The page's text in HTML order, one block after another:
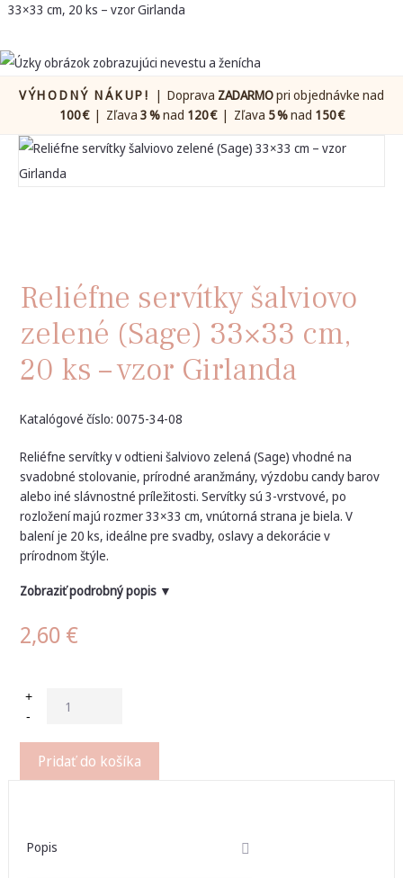
33×33 cm, 20 ks – vzor Girlanda
VÝHODNÝ NÁKUP! | Doprava ZADARMOpri objednávke nad
100 €| Zľava 3 %nad 120 €| Zľava 5 %nad 150 €
Reliéfne servítky šalviovo
zelené (Sage) 33×33 cm,
20 ks – vzor Girlanda
Katalógové číslo: 0075-34-08
Reliéfne servítky v odtieni šalviovo zelená (Sage) vhodné na
svadobné stolovanie, prírodné aranžmány, výzdobu candy barov
alebo iné slávnostné príležitosti. Servítky sú 3-vrstvové, po
rozložení majú rozmer 33×33 cm, vnútorná strana je biela. V
balení je 20 ks, ideálne pre svadby, oslavy a dekorácie v
prírodnom štýle.
Zobraziť podrobný popis ▼
2,60 €
-
+
Pridať do košíka
Popis